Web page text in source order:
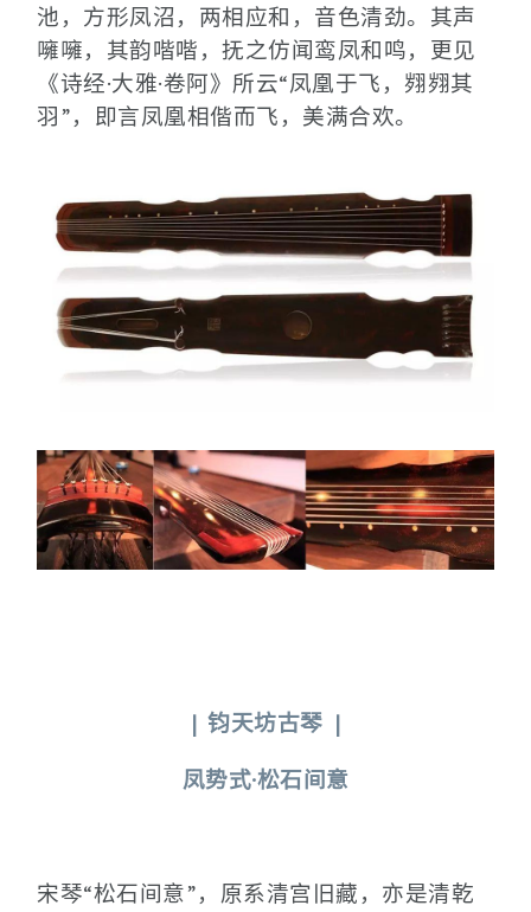
池，方形凤沼，两相应和，音色清劲。其声
噰噰，其韵喈喈，抚之仿闻鸾凤和鸣，更见
《诗经·大雅·卷阿》所云“凤凰于飞，翙翙其
羽”，即言凤凰相偕而飞，美满合欢。
|钧天坊古琴 |
凤势式·松石间意
宋琴“松石间意”，原系清宫旧藏，亦是清乾